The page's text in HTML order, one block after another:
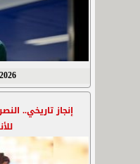
06/08/
إنجاز تاريخي..